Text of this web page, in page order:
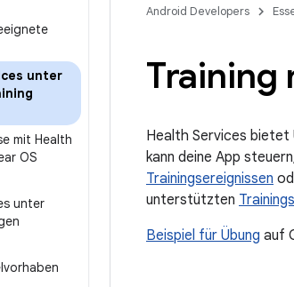
unter
mit Health
OS
unter
Android Developers
Training
Health Services bietet
kann deine App
Trainingsereignissen
unterstützten
Beispiel für Übung auf